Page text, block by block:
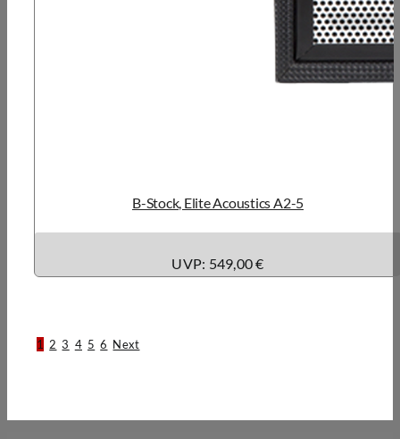
B-Stock, Elite Acoustics A2-5
UVP: 549,00 €
1 2 3 4 5 6 Next